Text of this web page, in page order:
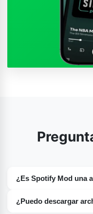
¿Es Spotify Mod una
música, porque
¿Puedo descargar